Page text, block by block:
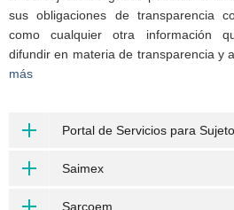
sus obligaciones de transparencia
como cualquier otra información
difundir en materia de transparencia y
más
Portal de Servicios para
Saimex
Sarcoem